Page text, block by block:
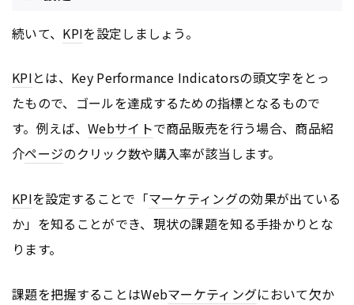
続いて、 KPIを設定しましょう。
KPIとは、Key Performance Indicatorsの頭文字をとっ
たもので、ゴールを達成するための指標となるもので
す。例えば、 Webサイトで商品販売を行う場合、商品紹
介ページのクリック数や購入率が該当します。
KPIを設定することで「マーケティングの効果が出ている
か」を知ることができ、現状の課題を知る手掛かりとな
ります。
課題を把握することはWebマーケティングにおいて欠か